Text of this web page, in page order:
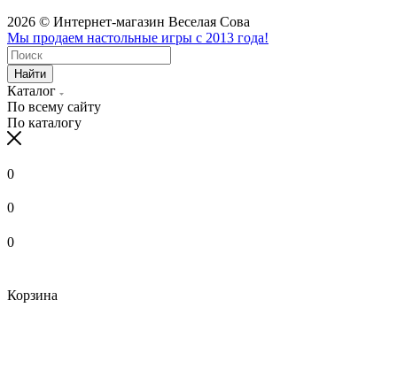
2026 © Интернет-магазин Веселая Сова
Мы продаем настольные игры с 2013 года!
Найти
Каталог
По всему сайту
По каталогу
0
0
0
Корзина